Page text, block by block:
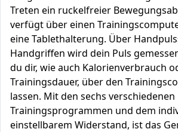
Treten ein ruckelfreier
verfügt über einen
eine Tablethalterung. Über
Handgriffen wird dein Puls
du dir, wie auch Kalorienverbrauch
Trainingsdauer, über den
lassen. Mit den sechs verschiedenen
Trainingsprogrammen und dem
einstellbarem Widerstand, ist das